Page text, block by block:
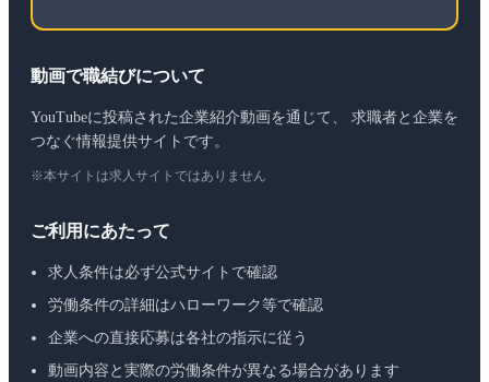
動画で職結びについて
YouTubeに投稿された企業紹介動画を通じて、 求職者と企業を
つなぐ情報提供サイトです。
※本サイトは求人サイトではありません
ご利用にあたって
求人条件は必ず公式サイトで確認
労働条件の詳細はハローワーク等で確認
企業への直接応募は各社の指示に従う
動画内容と実際の労働条件が異なる場合があります